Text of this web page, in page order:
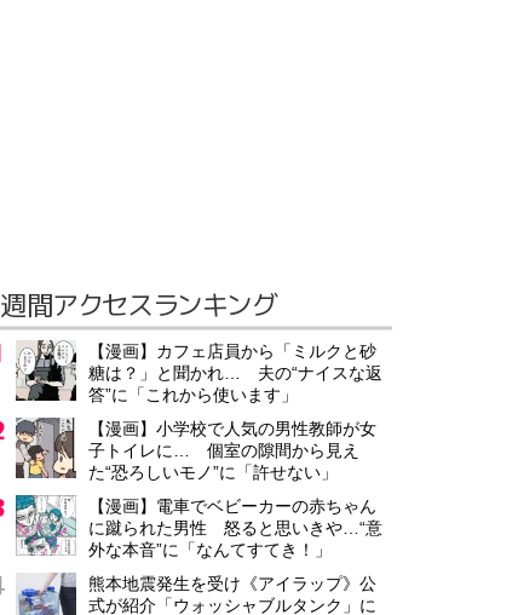
週間アクセスランキング
【漫画】カフェ店員から「ミルクと砂
糖は？」と聞かれ… 夫の“ナイスな返
答”に「これから使います」
【漫画】小学校で人気の男性教師が女
子トイレに… 個室の隙間から見え
た“恐ろしいモノ”に「許せない」
【漫画】電車でベビーカーの赤ちゃん
に蹴られた男性 怒ると思いきや…“意
外な本音”に「なんてすてき！」
熊本地震発生を受け《アイラップ》公
式が紹介「ウォッシャブルタンク」に